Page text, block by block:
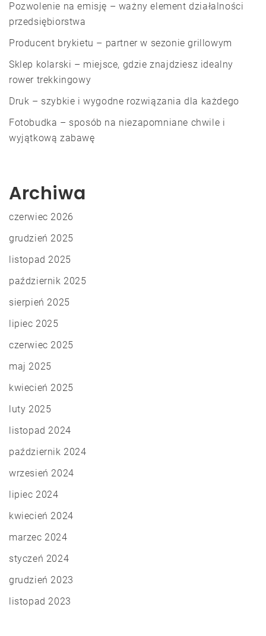
Pozwolenie na emisję – ważny element działalności
przedsiębiorstwa
Producent brykietu – partner w sezonie grillowym
Sklep kolarski – miejsce, gdzie znajdziesz idealny
rower trekkingowy
Druk – szybkie i wygodne rozwiązania dla każdego
Fotobudka – sposób na niezapomniane chwile i
wyjątkową zabawę
Archiwa
czerwiec 2026
grudzień 2025
listopad 2025
październik 2025
sierpień 2025
lipiec 2025
czerwiec 2025
maj 2025
kwiecień 2025
luty 2025
listopad 2024
październik 2024
wrzesień 2024
lipiec 2024
kwiecień 2024
marzec 2024
styczeń 2024
grudzień 2023
listopad 2023